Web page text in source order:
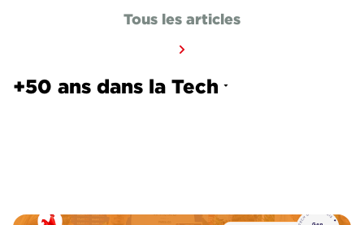
Tous les articles
+50 ans dans la Tech